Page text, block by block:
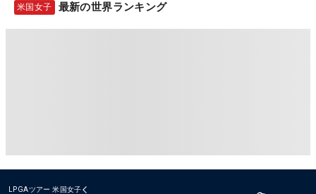
米国女子 最新の世界ランキング
LPGAツアー 米国女子